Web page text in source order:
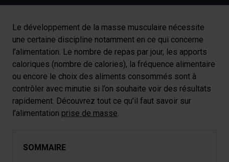
Le développement de la masse musculaire nécessite
une certaine discipline notamment en ce qui concerne
l’alimentation. Le nombre de repas par jour, les apports
caloriques (nombre de calories), la fréquence alimentaire
ou encore le choix des aliments consommés sont à
contrôler avec minutie si l’on souhaite voir des résultats
rapidement. Découvrez tout ce qu’il faut savoir sur
l’alimentation prise de masse.
SOMMAIRE